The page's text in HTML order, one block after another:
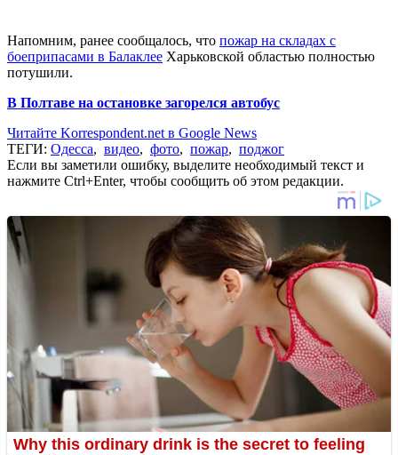
Напомним, ранее сообщалось, что пожар на складах с
боеприпасами в Балаклее Харьковской областью полностью
потушили.
В Полтаве на остановке загорелся автобус
Читайте Korrespondent.net в Google News
ТЕГИ: Одесса, видео, фото, пожар, поджог
Если вы заметили ошибку, выделите необходимый текст и
нажмите Ctrl+Enter, чтобы сообщить об этом редакции.